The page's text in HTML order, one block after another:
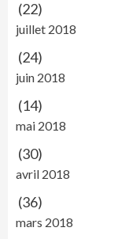
(22)
juillet 2018
(24)
juin 2018
(14)
mai 2018
(30)
avril 2018
(36)
mars 2018